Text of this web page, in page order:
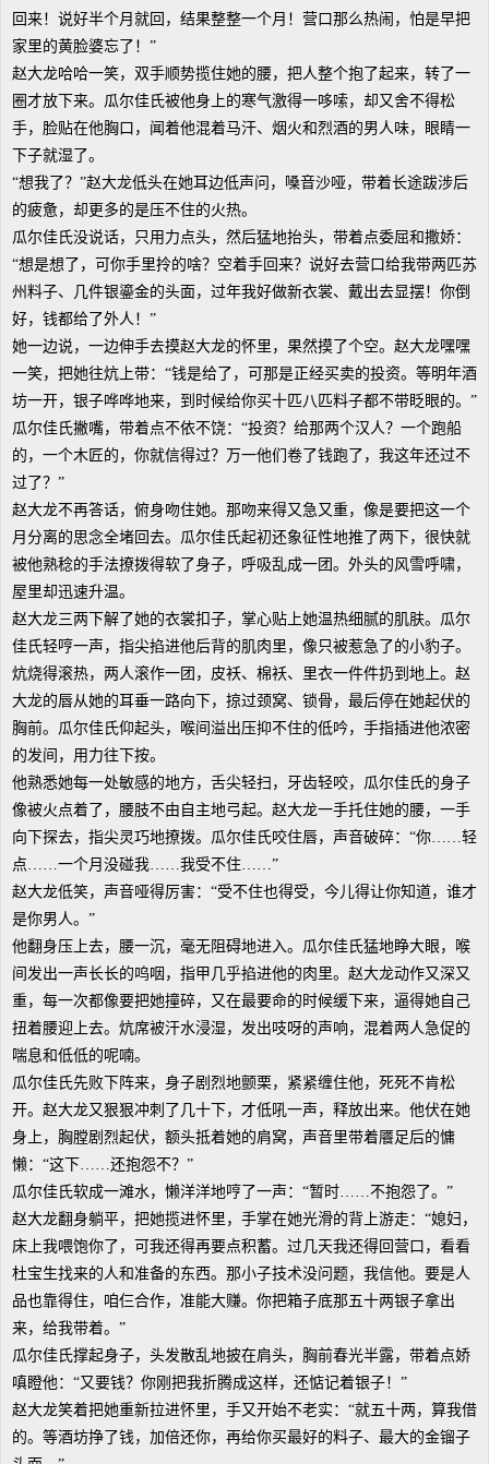
回来！说好半个月就回，结果整整一个月！营口那么热闹，怕是早把
家里的黄脸婆忘了！”
赵大龙哈哈一笑，双手顺势揽住她的腰，把人整个抱了起来，转了一
圈才放下来。瓜尔佳氏被他身上的寒气激得一哆嗦，却又舍不得松
手，脸贴在他胸口，闻着他混着马汗、烟火和烈酒的男人味，眼睛一
下子就湿了。
“想我了？”赵大龙低头在她耳边低声问，嗓音沙哑，带着长途跋涉后
的疲惫，却更多的是压不住的火热。
瓜尔佳氏没说话，只用力点头，然后猛地抬头，带着点委屈和撒娇：
“想是想了，可你手里拎的啥？空着手回来？说好去营口给我带两匹苏
州料子、几件银鎏金的头面，过年我好做新衣裳、戴出去显摆！你倒
好，钱都给了外人！”
她一边说，一边伸手去摸赵大龙的怀里，果然摸了个空。赵大龙嘿嘿
一笑，把她往炕上带：“钱是给了，可那是正经买卖的投资。等明年酒
坊一开，银子哗哗地来，到时候给你买十匹八匹料子都不带眨眼的。”
瓜尔佳氏撇嘴，带着点不依不饶：“投资？给那两个汉人？一个跑船
的，一个木匠的，你就信得过？万一他们卷了钱跑了，我这年还过不
过了？”
赵大龙不再答话，俯身吻住她。那吻来得又急又重，像是要把这一个
月分离的思念全堵回去。瓜尔佳氏起初还象征性地推了两下，很快就
被他熟稔的手法撩拨得软了身子，呼吸乱成一团。外头的风雪呼啸，
屋里却迅速升温。
赵大龙三两下解了她的衣裳扣子，掌心贴上她温热细腻的肌肤。瓜尔
佳氏轻哼一声，指尖掐进他后背的肌肉里，像只被惹急了的小豹子。
炕烧得滚热，两人滚作一团，皮袄、棉袄、里衣一件件扔到地上。赵
大龙的唇从她的耳垂一路向下，掠过颈窝、锁骨，最后停在她起伏的
胸前。瓜尔佳氏仰起头，喉间溢出压抑不住的低吟，手指插进他浓密
的发间，用力往下按。
他熟悉她每一处敏感的地方，舌尖轻扫，牙齿轻咬，瓜尔佳氏的身子
像被火点着了，腰肢不由自主地弓起。赵大龙一手托住她的腰，一手
向下探去，指尖灵巧地撩拨。瓜尔佳氏咬住唇，声音破碎：“你……轻
点……一个月没碰我……我受不住……”
赵大龙低笑，声音哑得厉害：“受不住也得受，今儿得让你知道，谁才
是你男人。”
他翻身压上去，腰一沉，毫无阻碍地进入。瓜尔佳氏猛地睁大眼，喉
间发出一声长长的呜咽，指甲几乎掐进他的肉里。赵大龙动作又深又
重，每一次都像要把她撞碎，又在最要命的时候缓下来，逼得她自己
扭着腰迎上去。炕席被汗水浸湿，发出吱呀的声响，混着两人急促的
喘息和低低的呢喃。
瓜尔佳氏先败下阵来，身子剧烈地颤栗，紧紧缠住他，死死不肯松
开。赵大龙又狠狠冲刺了几十下，才低吼一声，释放出来。他伏在她
身上，胸膛剧烈起伏，额头抵着她的肩窝，声音里带着餍足后的慵
懒：“这下……还抱怨不？”
瓜尔佳氏软成一滩水，懒洋洋地哼了一声：“暂时……不抱怨了。”
赵大龙翻身躺平，把她揽进怀里，手掌在她光滑的背上游走：“媳妇，
床上我喂饱你了，可我还得再要点积蓄。过几天我还得回营口，看看
杜宝生找来的人和准备的东西。那小子技术没问题，我信他。要是人
品也靠得住，咱仨合作，准能大赚。你把箱子底那五十两银子拿出
来，给我带着。”
瓜尔佳氏撑起身子，头发散乱地披在肩头，胸前春光半露，带着点娇
嗔瞪他：“又要钱？你刚把我折腾成这样，还惦记着银子！”
赵大龙笑着把她重新拉进怀里，手又开始不老实：“就五十两，算我借
的。等酒坊挣了钱，加倍还你，再给你买最好的料子、最大的金镏子